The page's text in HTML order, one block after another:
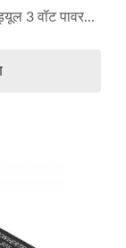
3 वॉट पावर...
कनवर्टर